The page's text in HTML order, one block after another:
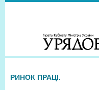
РИНОК ПРАЦІ.